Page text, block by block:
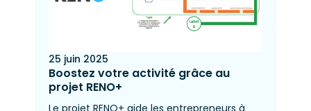
25 juin 2025
Boostez votre activité grâce au
projet RENO+
Le projet RENO+ aide les entrepreneurs à